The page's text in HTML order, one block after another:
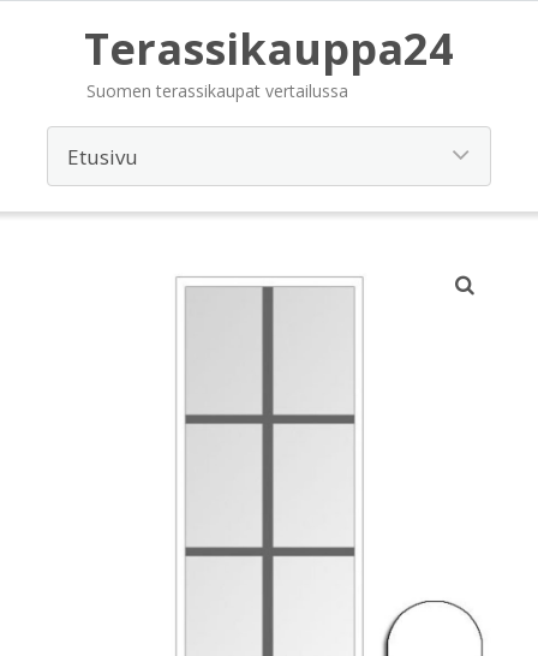
Terassikauppa24
Suomen terassikaupat vertailussa